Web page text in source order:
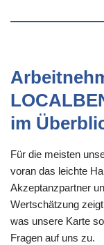
im
Für die meisten
voran das leichte
Akzeptanzpartner
Wertschätzung
was unsere Karte
Fragen auf uns zu.